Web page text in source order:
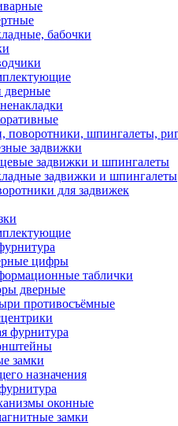
бабочки
дверные
поворотники, шпингалеты,
задвижки
задвижки и шпингалеты
задвижки и шпингалеты
для задвижек
цифры
таблички
дверные
противосъёмные
фурнитура
замки
назначения
оконные
замки